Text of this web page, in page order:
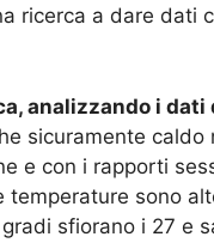
ricerca a dare dati
analizzando i dati
sicuramente caldo
e con i rapporti
temperature sono
sfiorano i 27 e